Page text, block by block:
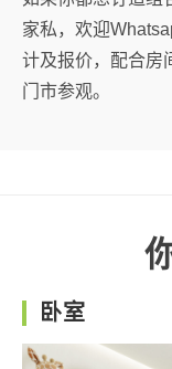
家私，欢迎
计及报价，配合房
门市参观。
卧室